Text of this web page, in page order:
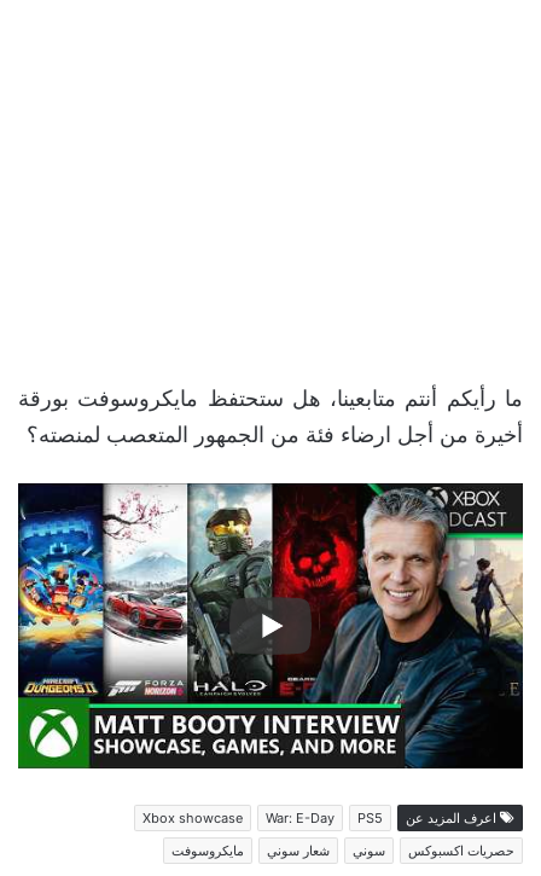
ما رأيكم أنتم متابعينا، هل ستحتفظ مايكروسوفت بورقة
أخيرة من أجل ارضاء فئة من الجمهور المتعصب لمنصته؟
اعرف المزيد عن PS5
War: E-Day
Xbox showcase
حصريات اكسبوكس
سوني شعار سوني مايكروسوفت